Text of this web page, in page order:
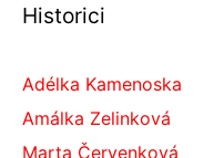
Historici
Adélka Kamenoska
Amálka Zelinková
Marta Červenková